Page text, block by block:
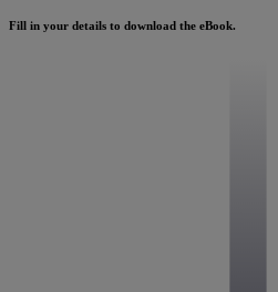
Fill in your details to download the eBook.